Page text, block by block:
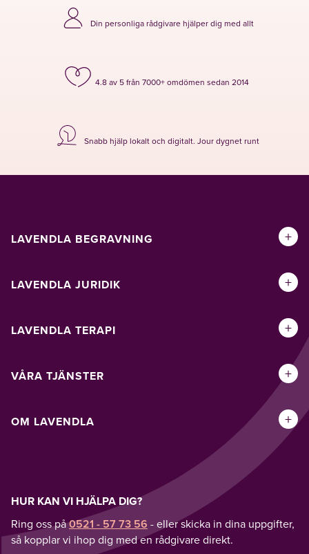
Din personliga rådgivare hjälper dig med allt
4.8 av 5 från 7000+ omdömen sedan 2014
Snabb hjälp lokalt och digitalt. Jour dygnet runt
LAVENDLA BEGRAVNING +
LAVENDLA JURIDIK +
LAVENDLA TERAPI +
VÅRA TJÄNSTER +
OM LAVENDLA +
HUR KAN VI HJÄLPA DIG?
Ring oss på0521 - 57 73 56 - eller skicka in dina uppgifter,
så kopplar vi ihop dig med en rådgivare direkt.